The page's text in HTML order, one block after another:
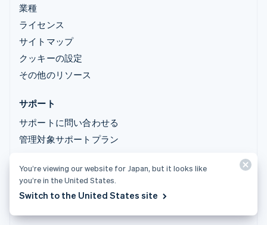
業種
ライセンス
サイトマップ
クッキーの設定
その他のリソース
サポート
サポートに問い合わせる
管理対象サポートプラン
© 2026 Stripe, LLC
You’re viewing our website for Japan, but it looks like
you’re in the United States.
Switch to the United States site